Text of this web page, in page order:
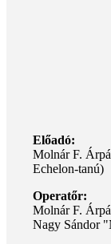
Előadó:
Molnár F.
Echelon-tanú)
Operatőr:
Molnár F.
Nagy Sándor